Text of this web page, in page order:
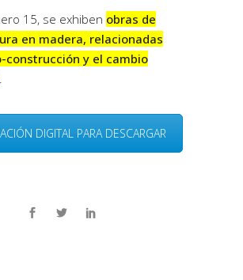
15, se exhiben obras de
en madera, relacionadas
construcción y el cambio
DIGITAL PARA DESCARGAR